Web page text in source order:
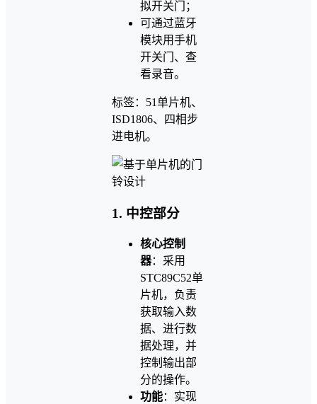
拟开关门；
可通过蓝牙
模块用手机
开关门、查
看录音。
标签：51单片机、
ISD1806、四相步
进电机。
1. 中控部分
核心控制
器：采用
STC89C52单
片机，负责
获取输入数
据、进行数
据处理，并
控制输出部
分的操作。
功能：实现